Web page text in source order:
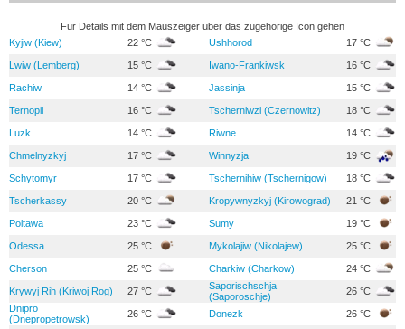
Für Details mit dem Mauszeiger über das zugehörige Icon gehen
Kyjiw (Kiew)
22 °C Ushhorod 17 °C
Lwiw (Lemberg) 15 °C Iwano-Frankiwsk 16 °C
Rachiw 14 °C Jassinja 15 °C
Ternopil 16 °C Tscherniwzi (Czernowitz) 18 °C
Luzk 14 °C Riwne 14 °C
Chmelnyzkyj 17 °C Winnyzja 19 °C
Schytomyr 17 °C Tschernihiw (Tschernigow) 18 °C
Tscherkassy 20 °C Kropywnyzkyj (Kirowograd) 21 °C
Poltawa 23 °C Sumy 19 °C
Odessa 25 °C Mykolajiw (Nikolajew) 25 °C
Cherson 25 °C Charkiw (Charkow) 24 °C
Krywyj Rih (Kriwoj Rog) 27 °C
Saporischschja
(Saporoschje)
26 °C
Dnipro
(Dnepropetrowsk)
26 °C Donezk 26 °C